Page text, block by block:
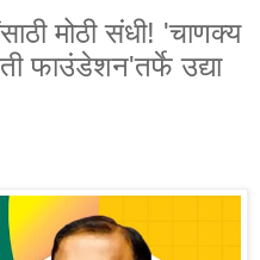
मोठी संधी! 'चाणक्य
फाउंडेशन'तर्फे उद्या